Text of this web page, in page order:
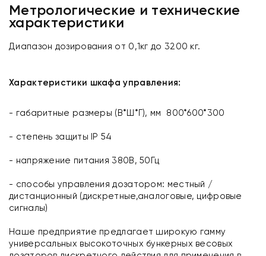
Метрологические и технические
характеристики
Диапазон дозирования от 0,1кг до 3200 кг.
Характеристики шкафа управления:
- габаритные размеры (В*Ш*Г), мм 800*600*300
- степень защиты IP 54
- напряжение питания 380В, 50Гц
- способы управления дозатором: местный /
дистанционный (дискретные,аналоговые, цифровые
сигналы)
Наше предприятие предлагает широкую гамму
универсальных высокоточных бункерных весовых